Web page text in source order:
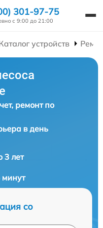
301-97-75
с 9:00 до 21:00
устройств
ремонт по
в день
3 лет
со